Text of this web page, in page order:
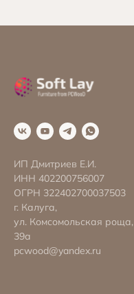
ИП Дмитриев Е.И.
ИНН 402200756007
ОГРН 322402700037503
г. Калуга,
ул. Комсомольская роща,
39а
pcwood@yandex.ru